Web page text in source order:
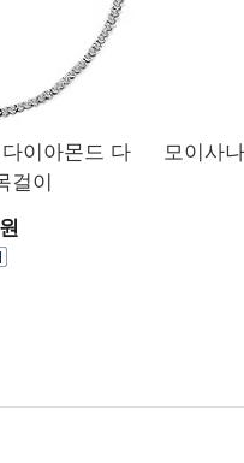
이아몬드 다
걸이
모이사